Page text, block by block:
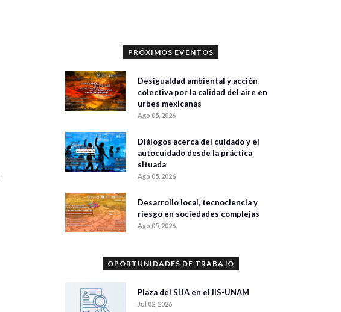
PRÓXIMOS EVENTOS
Desigualdad ambiental y acción
colectiva por la calidad del aire en
urbes mexicanas
Ago 05, 2026
Diálogos acerca del cuidado y el
autocuidado desde la práctica
situada
Ago 05, 2026
Desarrollo local, tecnociencia y
riesgo en sociedades complejas
Ago 05, 2026
OPORTUNIDADES DE TRABAJO
Plaza del SIJA en el IIS-UNAM
Jul 02, 2026